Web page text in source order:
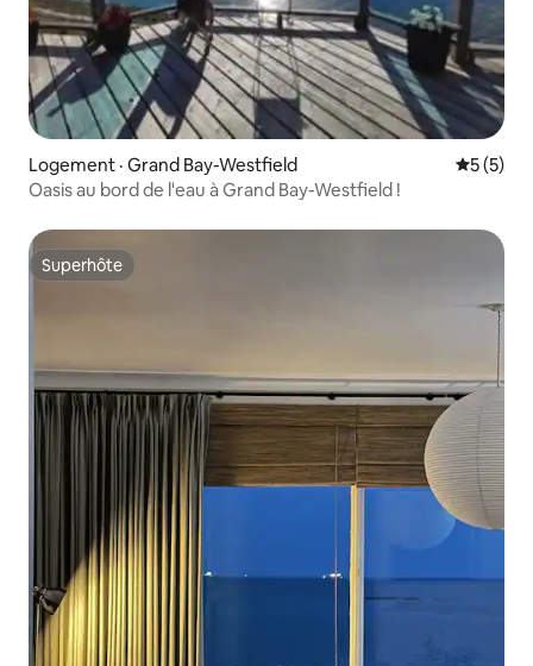
Logement · Grand Bay-Westfield Note
5 (5)
Oasis au bord de l'eau à Grand Bay-Westfield !
Superhôte
Superhôte